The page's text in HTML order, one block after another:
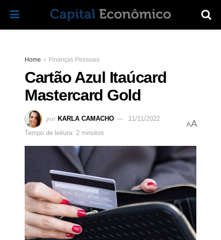
Home Finanças Pessoais
Cartão Azul Itaúcard
Mastercard Gold
por KARLA CAMACHO
11/11/2022
Tempo de leitura: 2 minutos
AA